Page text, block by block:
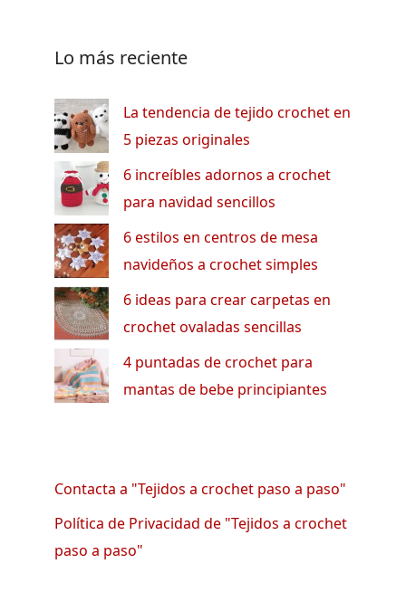
Lo más reciente
La tendencia de tejido crochet en
5 piezas originales
6 increíbles adornos a crochet
para navidad sencillos
6 estilos en centros de mesa
navideños a crochet simples
6 ideas para crear carpetas en
crochet ovaladas sencillas
4 puntadas de crochet para
mantas de bebe principiantes
Contacta a "Tejidos a crochet paso a paso"
Política de Privacidad de "Tejidos a crochet
paso a paso"